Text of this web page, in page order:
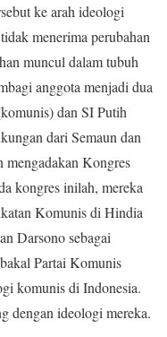
ke arah ideologi
menerima perubahan
muncul dalam tubuh
anggota menjadi dua
dan SI Putih
dari Semaun dan
Kongres
kongres inilah, mereka
Komunis di Hindia
Darsono sebagai
Partai Komunis
komunis di Indonesia.
dengan ideologi mereka.